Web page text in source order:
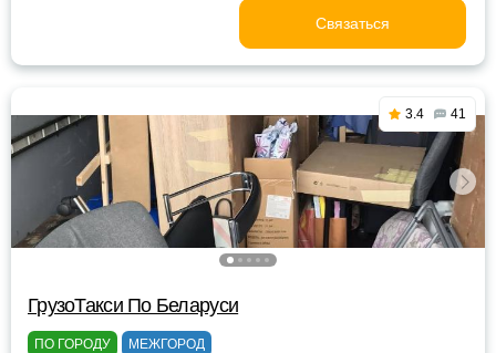
Связаться
3.4 41
ГрузоТакси По Беларуси
ПО ГОРОДУ МЕЖГОРОД